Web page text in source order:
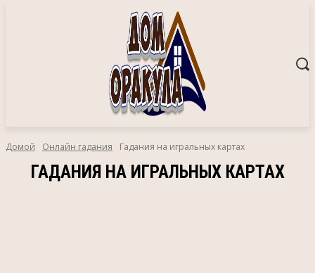
Домой Онлайн гадания Гадания на игральных картах
ГАДАНИЯ НА ИГРАЛЬНЫХ КАРТАХ